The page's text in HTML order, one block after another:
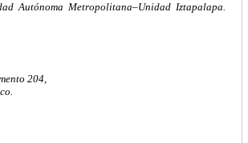
Autónoma Metropolitana–Unidad Iztapalapa.
204,